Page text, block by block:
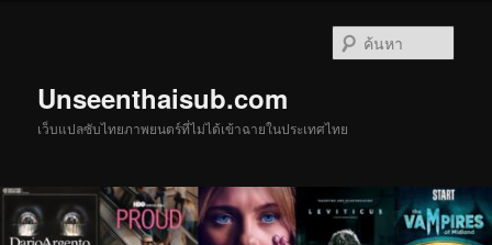
Unseenthaisub.com
เว็บแปลซับไทยภาพยนตร์ที่ไม่ได้เข้าฉายในประเทศไทย